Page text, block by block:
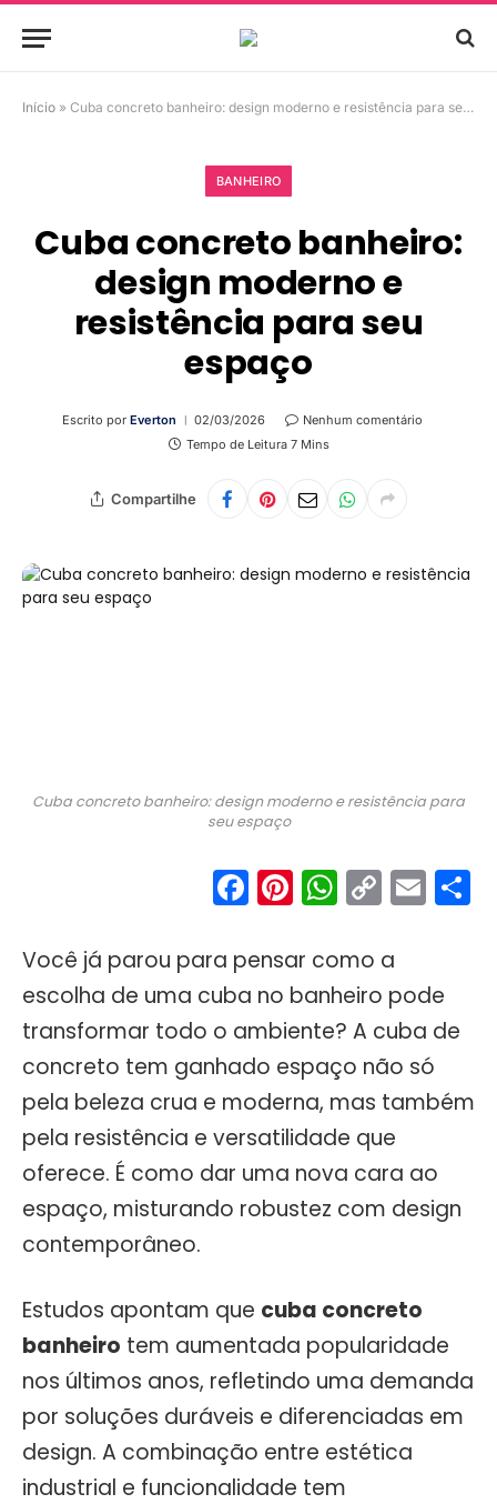
Início » Cuba concreto banheiro: design moderno e resistência para seu espaço
BANHEIRO
Cuba concreto banheiro:
design moderno e
resistência para seu
espaço
Escrito por Everton 02/03/2026
Nenhum comentário
Tempo de Leitura 7 Mins
Compartilhe
Cuba concreto banheiro: design moderno e resistência para
seu espaço
Facebook
Pinterest
Copy
Você já parou para pensar como a
escolha de uma cuba no banheiro pode
transformar todo o ambiente? A cuba de
concreto tem ganhado espaço não só
pela beleza crua e moderna, mas também
pela resistência e versatilidade que
oferece. É como dar uma nova cara ao
espaço, misturando robustez com design
contemporâneo.
Estudos apontam que cuba concreto
banheiro tem aumentada popularidade
nos últimos anos, refletindo uma demanda
por soluções duráveis e diferenciadas em
design. A combinação entre estética
industrial e funcionalidade tem